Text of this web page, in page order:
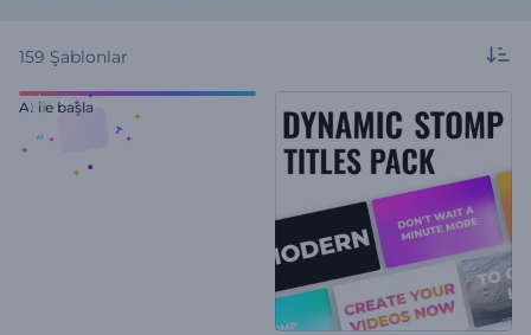
159 Şablonlar
AI ile başla